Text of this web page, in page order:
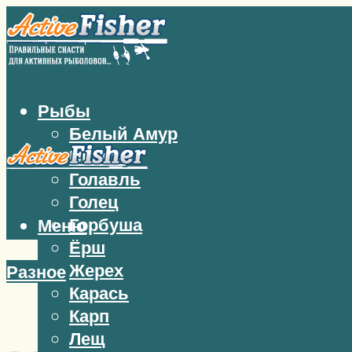
Рыбы
Белый Амур
Бычок
Голавль
Голец
Горбуша
Ёрш
Жерех
Карась
Карп
Лещ
Меню
Разное